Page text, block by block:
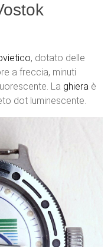
, dotato delle
a freccia, minuti
La ghiera è
dot luminescente.